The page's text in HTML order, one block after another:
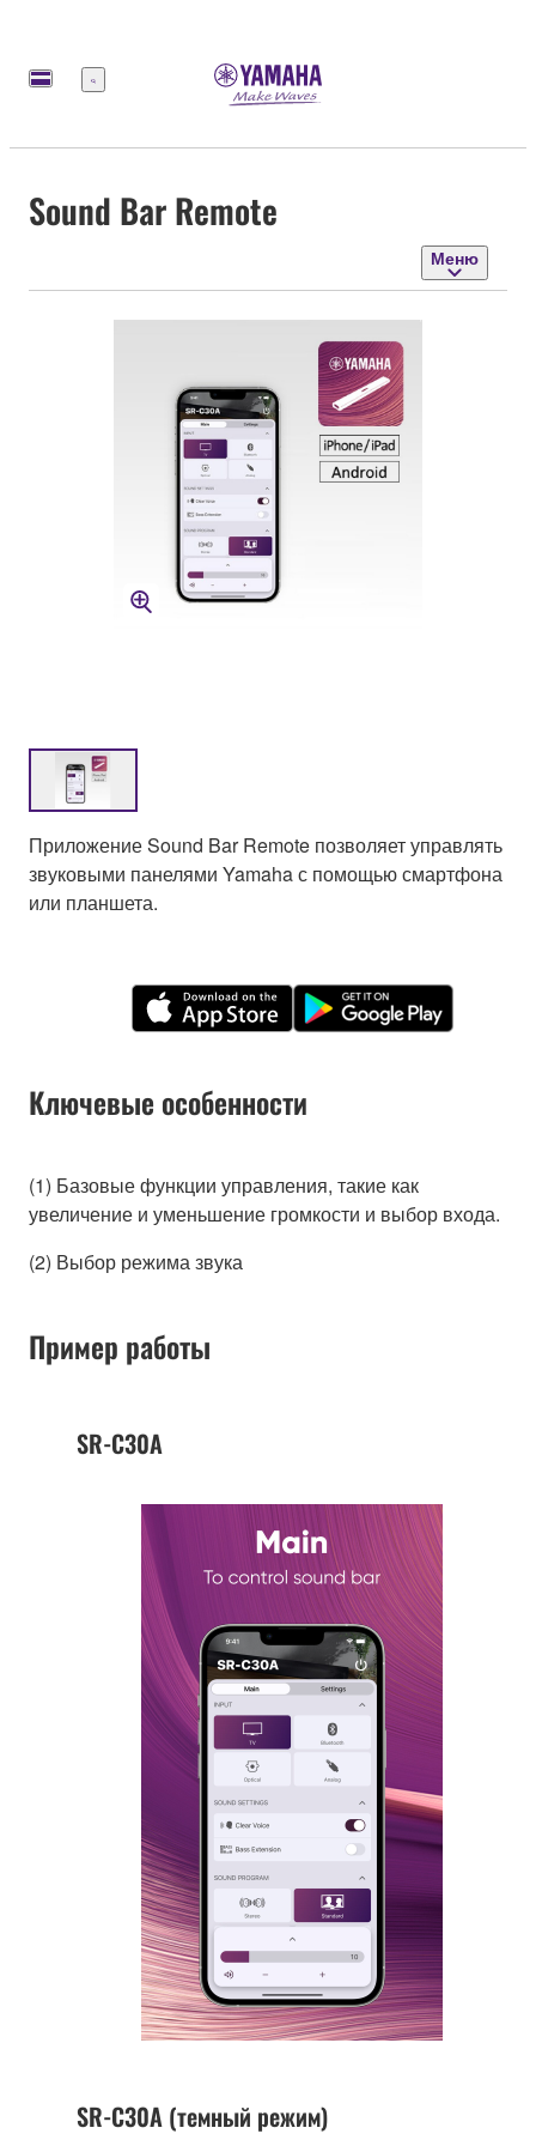
Меню
Sound Bar Remote
Меню
Приложение Sound Bar Remote позволяет управлять
звуковыми панелями Yamaha с помощью смартфона
или планшета.
Ключевые особенности
(1) Базовые функции управления, такие как
увеличение и уменьшение громкости и выбор входа.
(2) Выбор режима звука
Пример работы
SR-C30A
SR-C30A (темный режим)